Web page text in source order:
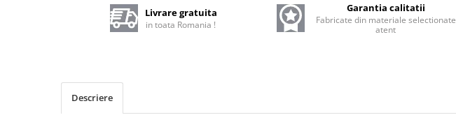
Livrare gratuita
in toata Romania !
Garantia calitatii
Fabricate din materiale selectionate
atent
Descriere